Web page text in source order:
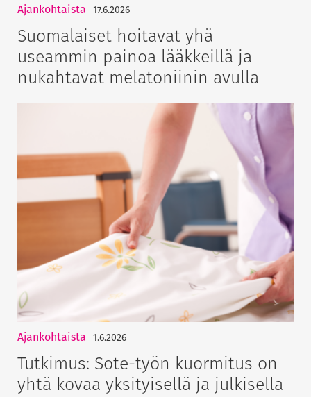
Ajankohtaista 17.6.2026
Suomalaiset hoitavat yhä
useammin painoa lääkkeillä ja
nukahtavat melatoniinin avulla
Ajankohtaista 1.6.2026
Tutkimus: Sote-työn kuormitus on
yhtä kovaa yksityisellä ja julkisella